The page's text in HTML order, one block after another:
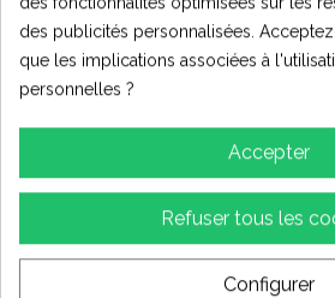
★★★☆☆
★★☆☆☆
Écrire votre avis
des publicités personnalisées.
que les implications associées à
personnelles ?
Accepter
Refuser tous les
Configurer